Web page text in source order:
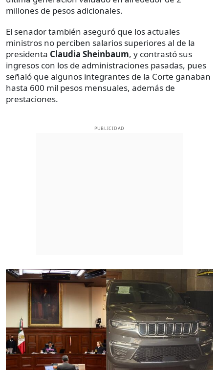
millones de pesos adicionales.
El senador también aseguró que los actuales
ministros no perciben salarios superiores al de la
presidenta Claudia Sheinbaum, y contrastó sus
ingresos con los de administraciones pasadas, pues
señaló que algunos integrantes de la Corte ganaban
hasta 600 mil pesos mensuales, además de
prestaciones.
PUBLICIDAD